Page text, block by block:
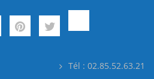
Tél : 02.85.52.63.21